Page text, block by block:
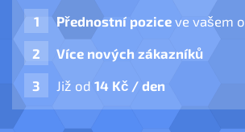
Přednostní pozice ve vašem
Více nových zákazníků
Již od 14 Kč / den